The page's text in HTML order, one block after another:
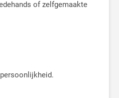
of zelfgemaakte